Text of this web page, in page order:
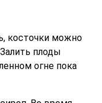
косточки можно
плоды
огне пока